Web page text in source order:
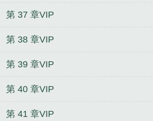
第 37 章VIP
第 38 章VIP
第 39 章VIP
第 40 章VIP
第 41 章VIP